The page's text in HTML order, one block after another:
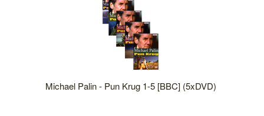
Michael Palin - Pun Krug 1-5 [BBC] (5xDVD)